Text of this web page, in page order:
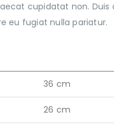
cupidatat non. Duis
eu fugiat nulla pariatur.
36 cm
26 cm